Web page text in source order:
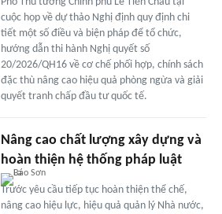
cuộc họp về dự thảo Nghị định quy định chi
tiết một số điều và biện pháp để tổ chức,
hướng dẫn thi hành Nghị quyết số
20/2026/QH16 về cơ chế phối hợp, chính sách
đặc thù nâng cao hiệu quả phòng ngừa và giải
quyết tranh chấp đầu tư quốc tế.
Nâng cao chất lượng xây dựng và
hoàn thiện hệ thống pháp luật
Trước yêu cầu tiếp tục hoàn thiện thể chế,
nâng cao hiệu lực, hiệu quả quản lý Nhà nước,